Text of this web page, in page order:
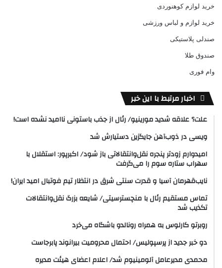
خرید لوازم کوهنوردی
خرید لوازم و لباس ورزشی
صندلی پلاستیکی
صندوق طلا
وام فوری
اخبار مرتبط با این خبر
علت؟ علاقه شدید مورینیو/ رئال از جذب باستونی ناامید نشده است!
ویسی در ذوب‌آهن جایگزین دستیارش شد
امیدوارم زودتر پنجره نقل‌وانتقالاتی باز شود/ اکبرپور: استقلال با
سهراب ستاره سوم را می‌گرفت
نایب‌قهرمان آسیا و قدرت سنتی شرق در انتظار تیم فوتبال امید ایران!
تماس مستقیم رئال با منچسترسیتی/ شایعه بزرگ نقل‌وانتقالات
تکذیب شد
روبرتو کارلوس به همراه رونالدو باشگاه می‌خرد
دو خبر جدید از پرسپولیس/ احتمال محرومیت بیرانوند پابرجاست
محمدی مدیرعامل آلومینیوم شد/ اعلام اعضای هیئت‌ مدیره